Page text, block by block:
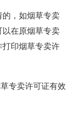
，如烟草专卖
在原烟草专卖
印烟草专卖许
专卖许可证有效